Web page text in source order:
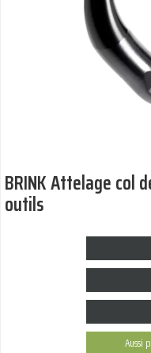
BRINK Attelage col
outils
Aussi